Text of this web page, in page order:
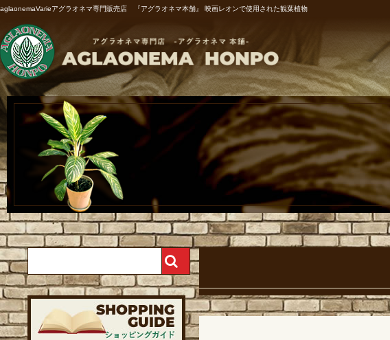
aglaonemaVarieアグラオネマ専門販売店 『アグラオネマ本舗』 映画レオンで使用された観葉植物